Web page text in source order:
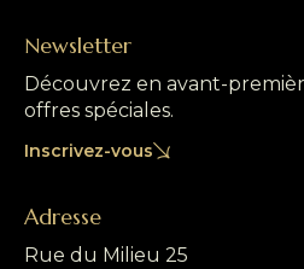
Newsletter
Découvrez en avant-
offres spéciales.
Inscrivez-vous
Adresse
Rue du Milieu 25